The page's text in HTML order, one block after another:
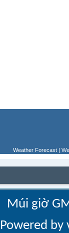
Weather Forecast |
Múi giờ
Powered